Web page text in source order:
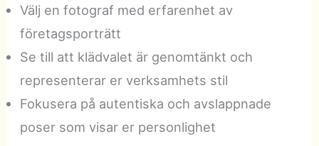
Välj en fotograf med erfarenhet av
företagsporträtt
Se till att klädvalet är genomtänkt och
representerar er verksamhets stil
Fokusera på autentiska och avslappnade
poser som visar er personlighet